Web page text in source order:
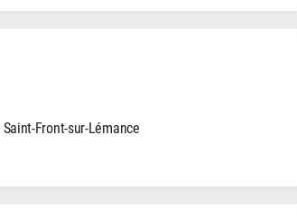
Front-sur-Lémance